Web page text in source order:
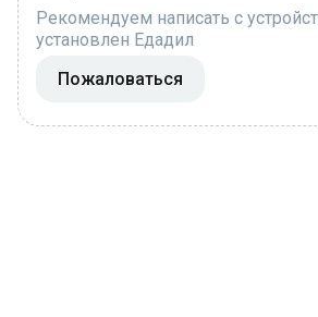
Рекомендуем написать с
установлен Едадил
Пожаловаться